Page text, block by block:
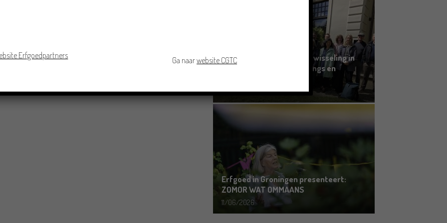
Grensoverschrijdende uitwisseling in
Oldenburg rond het Gronings en
19/06/2026
Erfgoed in Groningen presenteert:
ZOMOR WAT OMMAANS
11/06/2026
Erfgoedpartners Ga naarwebsite CGTC